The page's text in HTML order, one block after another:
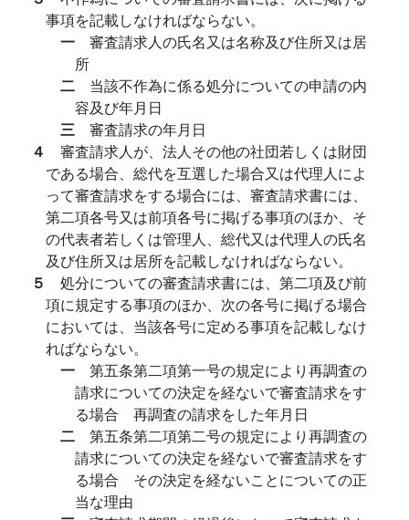
事項を記載しなければならない。
一 審査請求人の氏名又は名称及び住所又は居
所
二 当該不作為に係る処分についての申請の内
容及び年月日
三 審査請求の年月日
４ 審査請求人が、法人その他の社団若しくは財団
である場合、総代を互選した場合又は代理人によ
って審査請求をする場合には、審査請求書には、
第二項各号又は前項各号に掲げる事項のほか、そ
の代表者若しくは管理人、総代又は代理人の氏名
及び住所又は居所を記載しなければならない。
５ 処分についての審査請求書には、第二項及び前
項に規定する事項のほか、次の各号に掲げる場合
においては、当該各号に定める事項を記載しなけ
ればならない。
一 第五条第二項第一号の規定により再調査の
請求についての決定を経ないで審査請求をす
る場合 再調査の請求をした年月日
二 第五条第二項第二号の規定により再調査の
請求についての決定を経ないで審査請求をす
る場合 その決定を経ないことについての正
当な理由